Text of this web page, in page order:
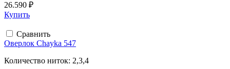
26.590 ₽
Купить
Сравнить
Оверлок Chayka 547
Количество ниток: 2,3,4